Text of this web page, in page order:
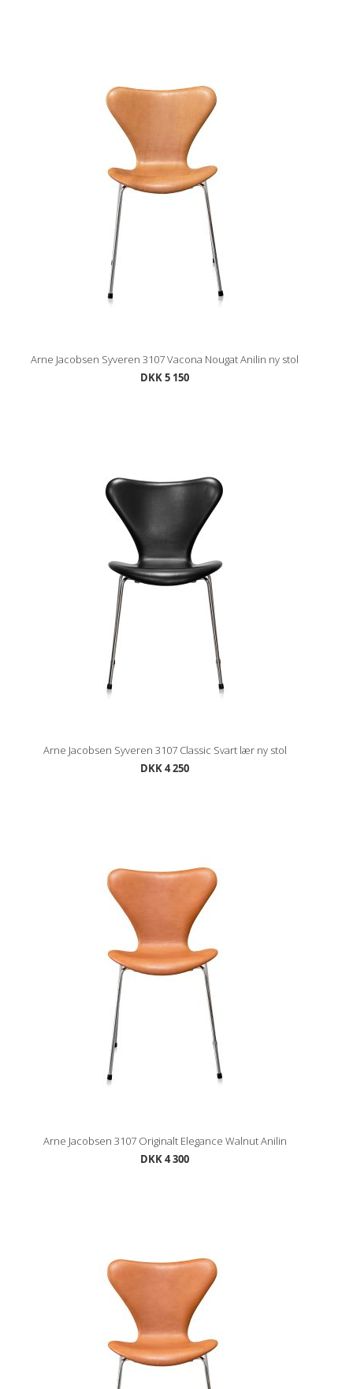
Arne Jacobsen Syveren 3107 Vacona Nougat Anilin ny stol
DKK 5 150
Arne Jacobsen Syveren 3107 Classic Svart lær ny stol
DKK 4 250
Arne Jacobsen 3107 Originalt Elegance Walnut Anilin
DKK 4 300